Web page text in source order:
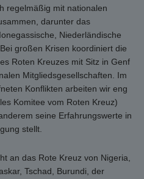
regelmäßig mit nationalen
darunter das
Niederländische
großen Krisen koordiniert die
Roten Kreuzes mit Sitz in Genf
Mitgliedsgesellschaften. Im
Konflikten arbeiten wir eng
Komitee vom Roten Kreuz)
seine Erfahrungswerte in
stellt.
an das Rote Kreuz von Nigeria,
Tschad, Burundi, der